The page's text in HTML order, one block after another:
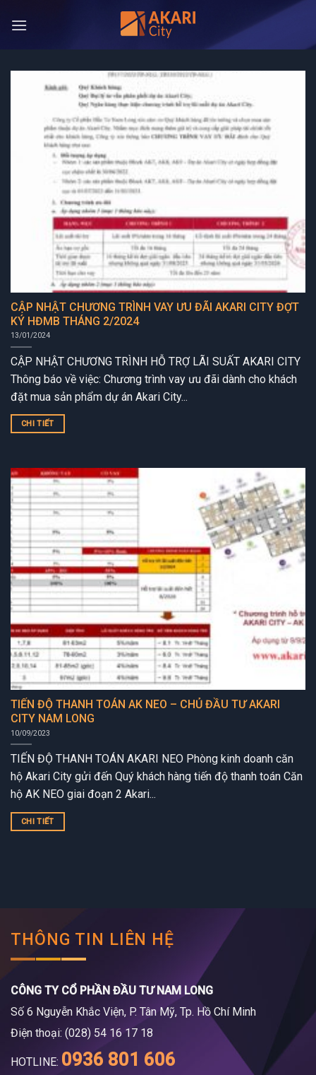
qua
CẬP NHẬT CHƯƠNG TRÌNH VAY ƯU ĐÃI AKARI CITY ĐỢT
KÝ HĐMB THÁNG 2/2024
13/01/2024
CẬP NHẬT CHƯƠNG TRÌNH HỖ TRỢ LÃI SUẤT AKARI CITY
Thông báo về việc: Chương trình vay ưu đãi dành cho khách
đặt mua sản phẩm dự án Akari City...
CHI TIẾT
TIẾN ĐỘ THANH TOÁN AK NEO – CHỦ ĐẦU TƯ AKARI
CITY NAM LONG
10/09/2023
TIẾN ĐỘ THANH TOÁN AKARI NEO Phòng kinh doanh căn
hộ Akari City gửi đến Quý khách hàng tiến độ thanh toán Căn
hộ AK NEO giai đoạn 2 Akari...
CHI TIẾT
THÔNG TIN LIÊN HỆ
CÔNG TY CỔ PHẦN ĐẦU TƯ NAM LONG
Số 6 Nguyễn Khắc Viện, P. Tân Mỹ, Tp. Hồ Chí Minh
Điện thoại: (028) 54 16 17 18
HOTLINE: 0936 801 606